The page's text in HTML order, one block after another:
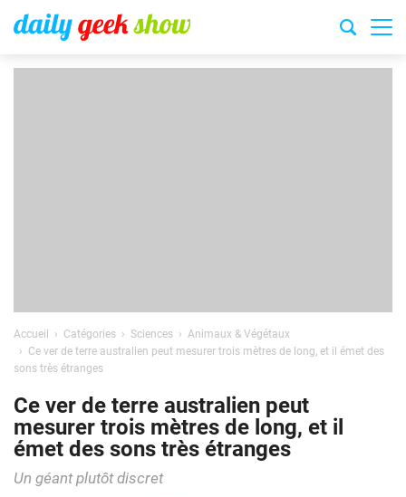
Accueil Catégories Sciences
Animaux & Végétaux
Ce ver de terre australien peut mesurer trois mètres de long, et il émet des
sons très étranges
Ce ver de terre australien peut
mesurer trois mètres de long, et il
émet des sons très étranges
Un géant plutôt discret